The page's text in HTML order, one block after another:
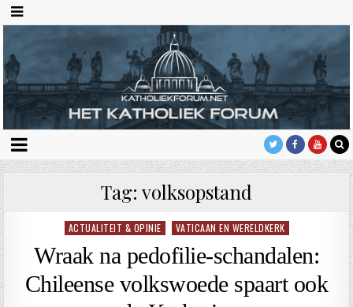
Tag: volksopstand
Geplaatst
ACTUALITEIT & OPINIE VATICAAN EN WERELDKERK
Wraak na pedofilie-schandalen:
Chileense volkswoede spaart ook